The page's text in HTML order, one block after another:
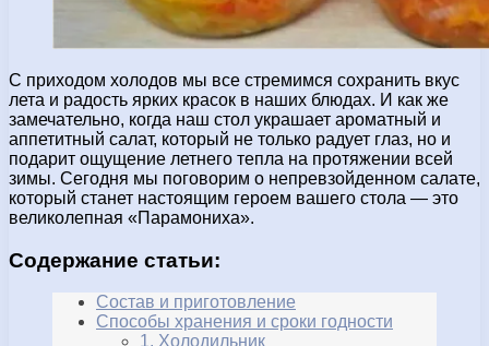
С приходом холодов мы все стремимся сохранить вкус
лета и радость ярких красок в наших блюдах. И как же
замечательно, когда наш стол украшает ароматный и
аппетитный салат, который не только радует глаз, но и
подарит ощущение летнего тепла на протяжении всей
зимы. Сегодня мы поговорим о непревзойденном салате,
который станет настоящим героем вашего стола — это
великолепная «Парамониха».
Содержание статьи:
Состав и приготовление
Способы хранения и сроки годности
1. Холодильник